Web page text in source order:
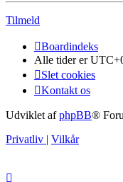
Tilmeld
Boardindeks
Alle tider er
Slet cookies
Kontakt os
Udviklet afphpBB®
Privatliv | Vilkår